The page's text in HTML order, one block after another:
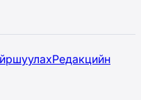
Редакцийн